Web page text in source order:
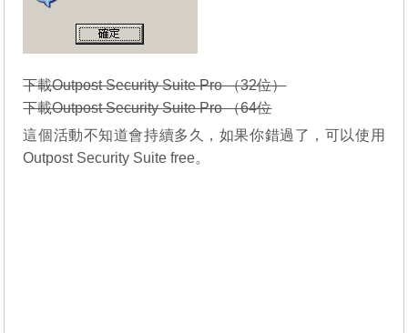
下載Outpost Security Suite Pro （32位）
下載Outpost Security Suite Pro （64位
這個活動不知道會持續多久，如果你錯過了，可以使用
Outpost Security Suite free。